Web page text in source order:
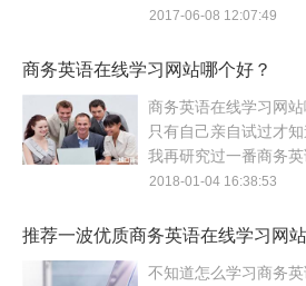
篇主要推荐有关商务英
语学习网站的特点。
2017-06-08 12:07:49
商务英语在线学习网站哪个好？
商务英语在线学习网站
只有自己亲自试过才
我再研究过一番商务英
站之后，推荐给大家靠
行学习。
2018-01-04 16:38:53
推荐一波优质商务英语在线学习网站
不知道怎么学习商务